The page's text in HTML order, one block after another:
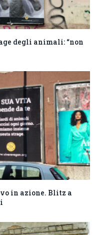
degli animali: “non
in azione. Blitz a